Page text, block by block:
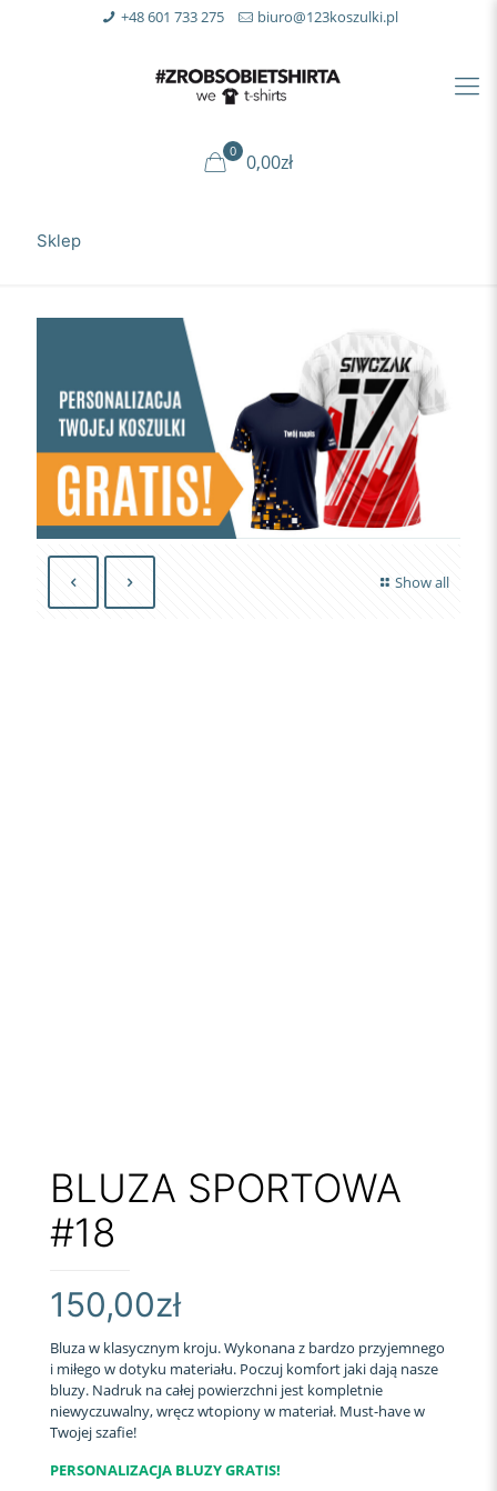
+48 601 733 275 biuro@123koszulki.pl
0 0,00zł
Sklep
Show all
BLUZA SPORTOWA
#18
150,00zł
Bluza w klasycznym kroju. Wykonana z bardzo przyjemnego
i miłego w dotyku materiału. Poczuj komfort jaki dają nasze
bluzy. Nadruk na całej powierzchni jest kompletnie
niewyczuwalny, wręcz wtopiony w materiał. Must-have w
Twojej szafie!
PERSONALIZACJA BLUZY GRATIS!